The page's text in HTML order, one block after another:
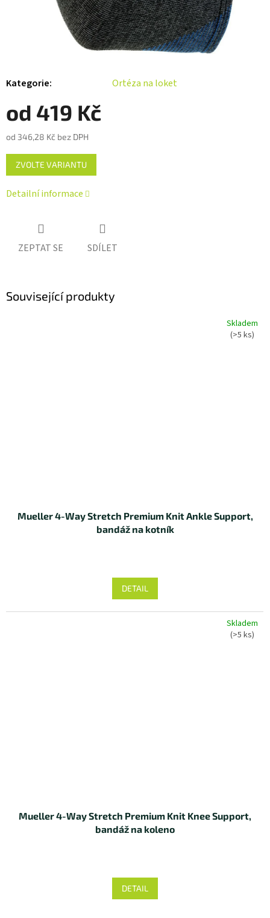
Kategorie: Ortéza na loket
od 419 Kč
od 346,28 Kč bez DPH
Měrná
cena:
ZVOLTE VARIANTU
Detailní informace
ZEPTAT SE SDÍLET
Související produkty
Skladem
(>5 ks)
Mueller 4-Way Stretch Premium Knit Ankle Support,
bandáž na kotník
DETAIL
Skladem
(>5 ks)
Mueller 4-Way Stretch Premium Knit Knee Support,
bandáž na koleno
DETAIL